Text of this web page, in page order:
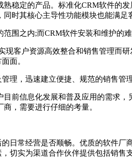
稳定的产品。标准化CRM软件的
时其核心主导性功能模块也能满足
围之内;而CRM软件安装和维护的
现客户资源高效整合和销售管理而
面。
理，迅速建立便捷、规范的销售管
前信息化发展和普及应用的需求
，需要进行仔细的考量。
日常经营是否顺畅。优质的软件
切实为渠道合作伙伴提供包括销